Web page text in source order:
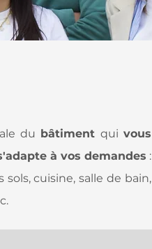
du bâtiment qui vous
à vos demandes :
cuisine, salle de bain,